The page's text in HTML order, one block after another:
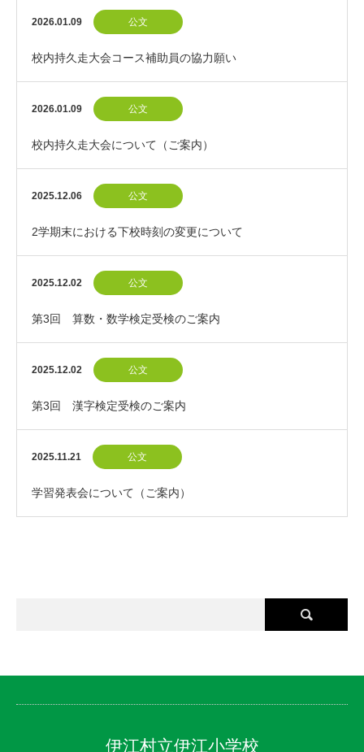
2026.01.09 公文
校内持久走大会コース補助員の協力願い
2026.01.09 公文
校内持久走大会について（ご案内）
2025.12.06 公文
2学期末における下校時刻の変更について
2025.12.02 公文
第3回 算数・数学検定受検のご案内
2025.12.02 公文
第3回 漢字検定受検のご案内
2025.11.21 公文
学習発表会について（ご案内）
伊江村立伊江小学校